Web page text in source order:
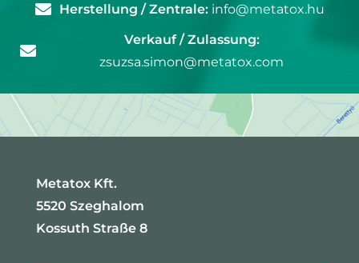
Herstellung / Zentrale:info@metatox.hu
Verkauf / Zulassung:
zsuzsa.simon@metatox.com
Metatox Kft.
5520 Szeghalom
Kossuth Straße 8